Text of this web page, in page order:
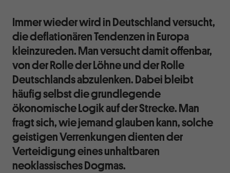
Immer wieder wird in Deutschland versucht,
die deflationären Tendenzen in Europa
kleinzureden. Man versucht damit offenbar,
von der Rolle der Löhne und der Rolle
Deutschlands abzulenken. Dabei bleibt
häufig selbst die grundlegende
ökonomische Logik auf der Strecke. Man
fragt sich, wie jemand glauben kann, solche
geistigen Verrenkungen dienten der
Verteidigung eines unhaltbaren
neoklassisches Dogmas.